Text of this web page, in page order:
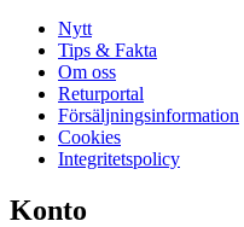
Nytt
Tips & Fakta
Om oss
Returportal
Försäljningsinformation
Cookies
Integritetspolicy
Konto